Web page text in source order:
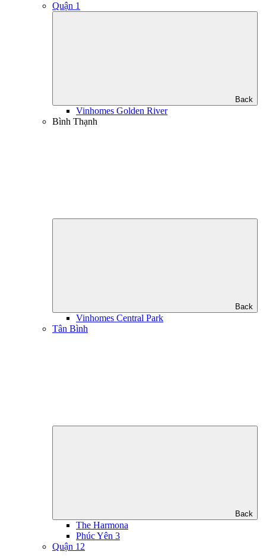
Quận 1
Back
Vinhomes Golden River
Bình Thạnh
Back
Vinhomes Central Park
Tân Bình
Back
The Harmona
Phúc Yên 3
Quận 12